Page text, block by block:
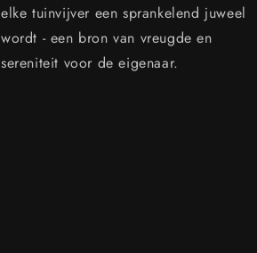
elke tuinvijver een sprankelend juweel
wordt - een bron van vreugde en
sereniteit voor de eigenaar.